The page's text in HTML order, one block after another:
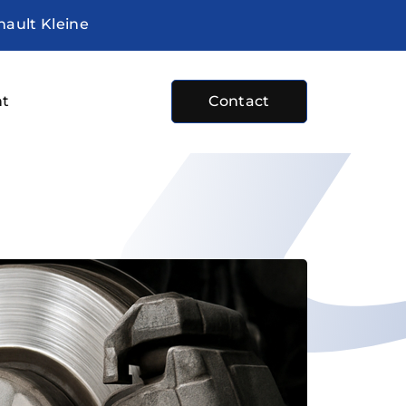
Kleine
Contact